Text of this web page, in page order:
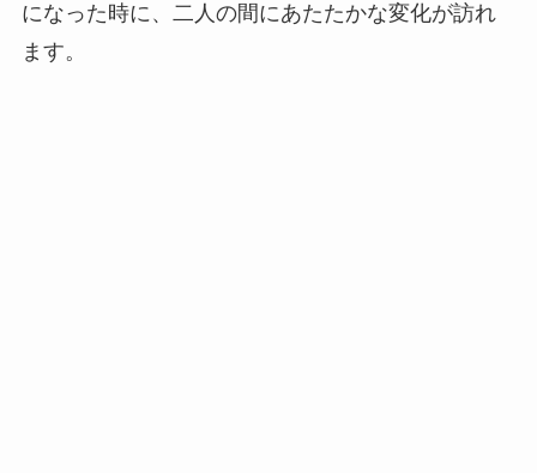
になった時に、二人の間にあたたかな変化が訪れ
ます。